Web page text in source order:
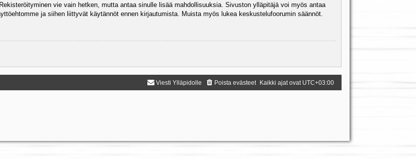
vie vain hetken, mutta antaa sinulle lisää mahdollisuuksia. Sivuston ylläpitäjä voi myös antaa
ja siihen liittyvät käytännöt ennen kirjautumista. Muista myös lukea keskustelufoorumin säännöt.
Kaikki ajat ovat UTC+03:00
Poista evästeet
Viesti Ylläpidolle